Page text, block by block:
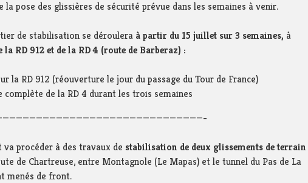
la pose des glissières de sécurité prévue dans les semaines à venir.
de stabilisation se déroulera à partir du 15 juillet sur 3 semaines, à
la RD 912 et de la RD 4 (route de Barberaz) :
la RD 912 (réouverture le jour du passage du Tour de France)
complète de la RD 4 durant les trois semaines
va procéder à des travaux de stabilisation de deux glissements de terrain
de Chartreuse, entre Montagnole (Le Mapas) et le tunnel du Pas de La
menés de front.